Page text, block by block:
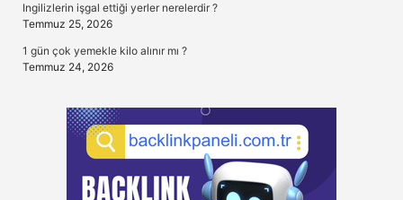
Ingilizlerin işgal ettiği yerler nerelerdir ?
Temmuz 25, 2026
1 gün çok yemekle kilo alınır mı ?
Temmuz 24, 2026